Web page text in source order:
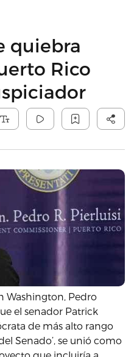
quiebra
Rico
Washington, Pedro
el senador Patrick
de más alto rango
Senado’, se unió como